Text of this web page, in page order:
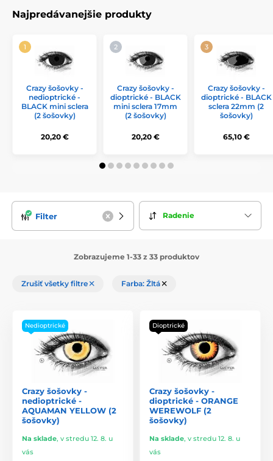
Najpredávanejšie produkty
Crazy šošovky -
nedioptrické -
BLACK mini sclera
(2 šošovky)
20,20 €
Crazy šošovky -
dioptrické - BLACK
mini sclera 17mm
(2 šošovky)
20,20 €
Crazy šošovky -
dioptrické - BLACK
sclera 22mm (2
šošovky)
65,10 €
Filter Radenie
Zobrazujeme 1-33 z 33 produktov
Zrušiť všetky filtre Farba: Žltá
Nedioptrické
Crazy šošovky -
nedioptrické -
AQUAMAN YELLOW (2
šošovky)
Na sklade, v stredu 12. 8. u
vás
Dioptrické
Crazy šošovky -
dioptrické - ORANGE
WEREWOLF (2
šošovky)
Na sklade, v stredu 12. 8. u
vás